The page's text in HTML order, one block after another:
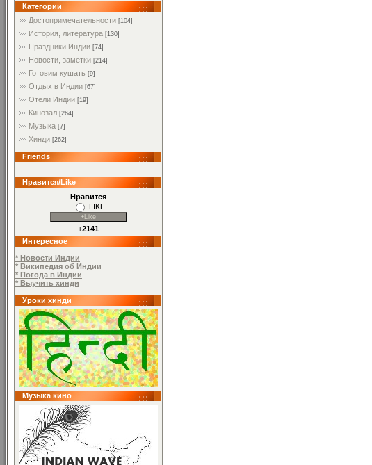
Категории
Достопримечательности [104]
История, литература [130]
Праздники Индии [74]
Новости, заметки [214]
Готовим кушать [9]
Отдых в Индии [67]
Отели Индии [19]
Кинозал [264]
Музыка [7]
Хинди [262]
Friends
Нравится/Like
Нравится
LIKE
+2141
Интересное
* Новости Индии
* Википедия об Индии
* Погода в Индии
* Выучить хинди
Уроки хинди
Музыка кино